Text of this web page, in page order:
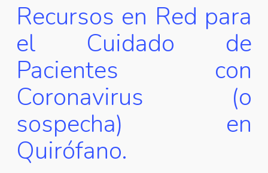
Recursos en Red para
el Cuidado de
Pacientes con
Coronavirus (o
sospecha) en
Quirófano.